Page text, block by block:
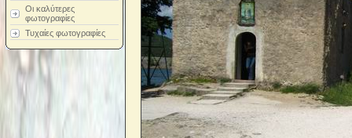
Οι καλύτερες
φωτογραφίες
Τυχαίες φωτογραφίες